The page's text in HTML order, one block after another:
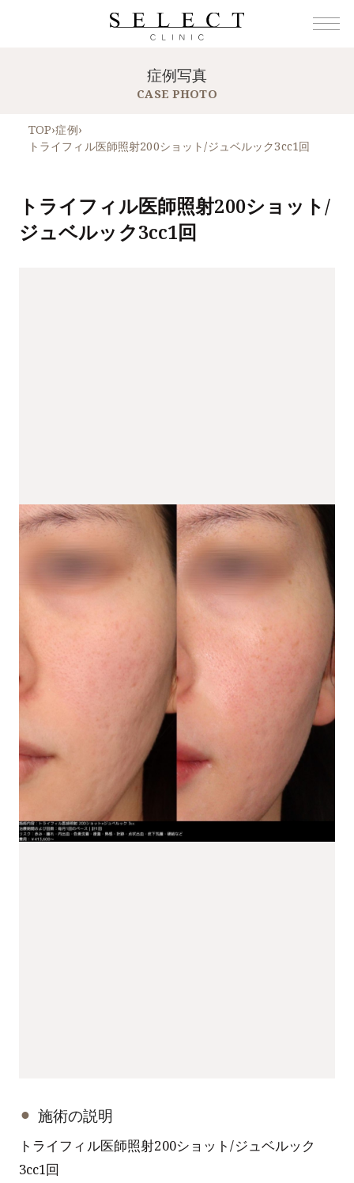
症例写真
CASE PHOTO
TOP›症例›
トライフィル医師照射200ショット/ジュベルック3cc1回
トライフィル医師照射200ショット/
ジュベルック3cc1回
施術の説明
トライフィル医師照射200ショット/ジュベルック
3cc1回